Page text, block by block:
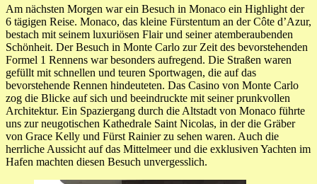
Am nächsten Morgen war ein Besuch in Monaco ein Highlight der
6 tägigen Reise. Monaco, das kleine Fürstentum an der Côte d’Azur,
bestach mit seinem luxuriösen Flair und seiner atemberaubenden
Schönheit. Der Besuch in Monte Carlo zur Zeit des bevorstehenden
Formel 1 Rennens war besonders aufregend. Die Straßen waren
gefüllt mit schnellen und teuren Sportwagen, die auf das
bevorstehende Rennen hindeuteten. Das Casino von Monte Carlo
zog die Blicke auf sich und beeindruckte mit seiner prunkvollen
Architektur. Ein Spaziergang durch die Altstadt von Monaco führte
uns zur neugotischen Kathedrale Saint Nicolas, in der die Gräber
von Grace Kelly und Fürst Rainier zu sehen waren. Auch die
herrliche Aussicht auf das Mittelmeer und die exklusiven Yachten im
Hafen machten diesen Besuch unvergesslich.